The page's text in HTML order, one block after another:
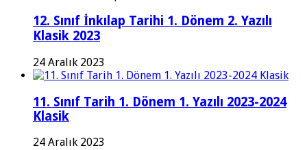
12. Sınıf İnkılap Tarihi 1. Dönem 2. Yazılı
Klasik 2023
24 Aralık 2023
11. Sınıf Tarih 1. Dönem 1. Yazılı 2023-2024
Klasik
24 Aralık 2023